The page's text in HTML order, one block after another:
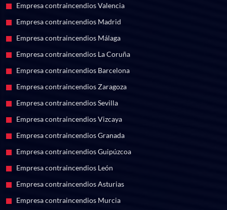
Empresa contraincendios Valencia
Empresa contraincendios Madrid
Empresa contraincendios Málaga
Empresa contraincendios La Coruña
Empresa contraincendios Barcelona
Empresa contraincendios Zaragoza
Empresa contraincendios Sevilla
Empresa contraincendios Vizcaya
Empresa contraincendios Granada
Empresa contraincendios Guipúzcoa
Empresa contraincendios León
Empresa contraincendios Asturias
Empresa contraincendios Murcia